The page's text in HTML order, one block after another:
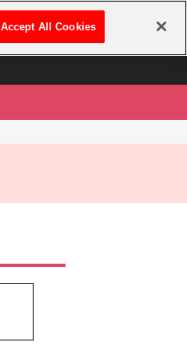
ログイン・新規登録
Accept All Cookies